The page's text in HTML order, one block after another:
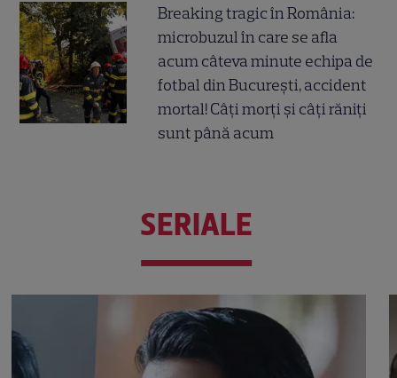
Breaking tragic în România:
microbuzul în care se afla
acum câteva minute echipa de
fotbal din București, accident
mortal! Câți morți și câți răniți
sunt până acum
SERIALE